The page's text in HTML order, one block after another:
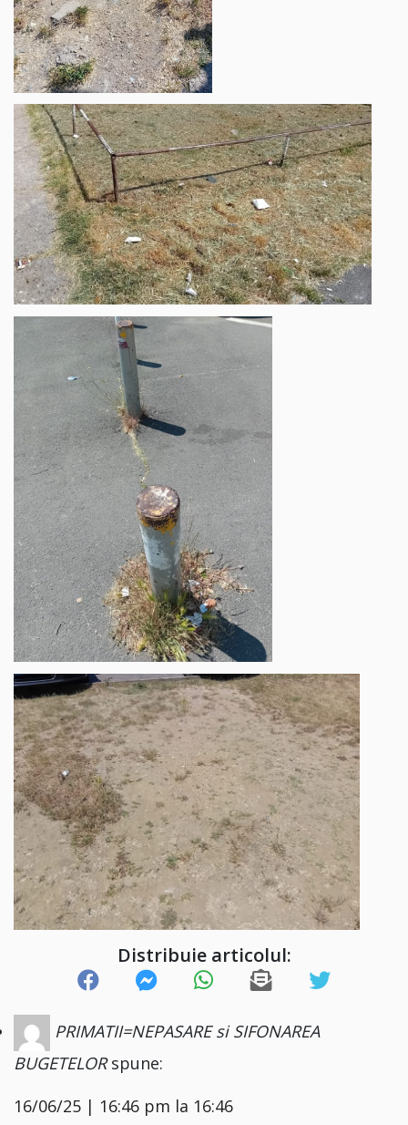
Distribuie articolul:
PRIMATII=NEPASARE si SIFONAREA
BUGETELOR spune:
16/06/25 | 16:46 pm la 16:46